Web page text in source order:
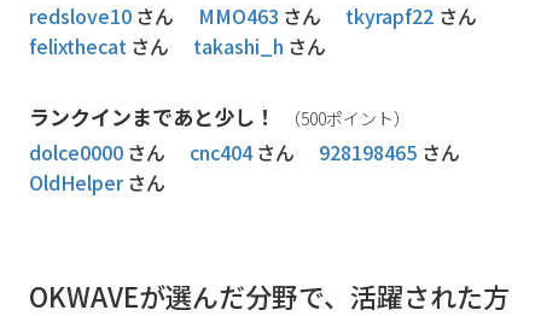
redslove10 さん MMO463 さん tkyrapf22 さん
felixthecat さん takashi_h さん
ランクインまであと少し！ （500ポイント）
dolce0000 さん cnc404 さん 928198465 さん
OldHelper さん
OKWAVEが選んだ分野で、活躍された方